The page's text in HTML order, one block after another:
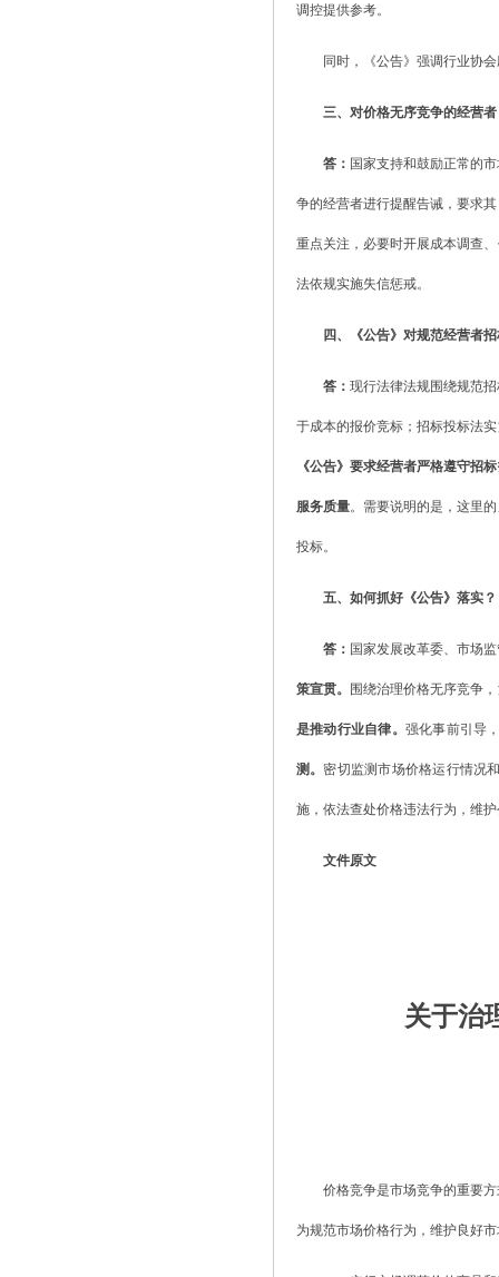
调控提供参考。
同时，《公告》强调行业协
三、对价格无序竞争的经营
答： 国家支持和鼓励正常的
争的经营者进行提醒告诫，要求
重点关注，必要时开展成本调查
法依规实施失信惩戒。
四、《公告》对规范经营者
答：现行法律法规围绕规范
于成本的报价竞标；招标投标法
《公告》要求经营者严格遵守招
服务质量。需要说明的是，这里
投标。
五、如何抓好《公告》落实？
答： 国家发展改革委、市场
策宣贯。 围绕治理价格无序竞争
是推动行业自律。 强化事前引导
测。密切监测市场价格运行情况
施，依法查处价格违法行为，维
文件原文
关于治
价格竞争是市场竞争的重要
为规范市场价格行为，维护良好